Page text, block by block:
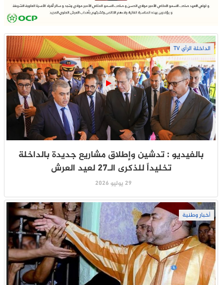
الداخلة الرأي TV
بالفيديو : تدشين وإطلاق مشاريع جديدة بالداخلة
تخليداً للذكرى الـ27 لعيد العرش
29 يوليو 2026
أخبار وطنية